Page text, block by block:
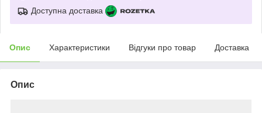
Доступна доставка
Опис Характеристики Відгуки про товар Доставка
Опис